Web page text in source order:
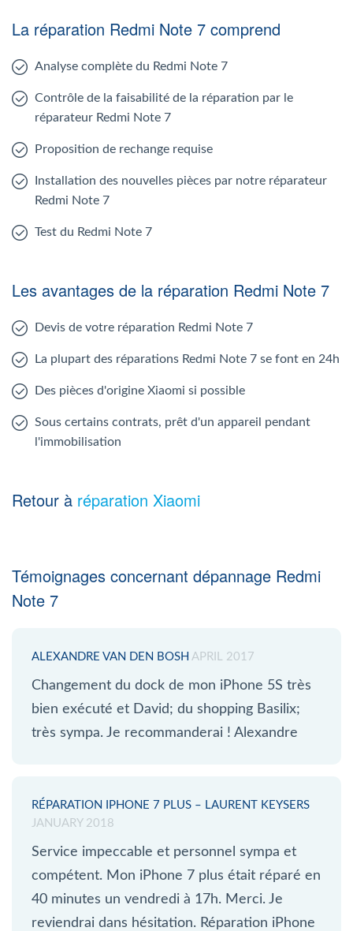
La réparation Redmi Note 7 comprend
Analyse complète du Redmi Note 7
Contrôle de la faisabilité de la réparation par le
réparateur Redmi Note 7
Proposition de rechange requise
Installation des nouvelles pièces par notre réparateur
Redmi Note 7
Test du Redmi Note 7
Les avantages de la réparation Redmi Note 7
Devis de votre réparation Redmi Note 7
La plupart des réparations Redmi Note 7 se font en 24h
Des pièces d'origine Xiaomi si possible
Sous certains contrats, prêt d'un appareil pendant
l'immobilisation
Retour à réparation Xiaomi
Témoignages concernant dépannage Redmi
Note 7
ALEXANDRE VAN DEN BOSH APRIL 2017
Changement du dock de mon iPhone 5S très
bien exécuté et David; du shopping Basilix;
très sympa. Je recommanderai ! Alexandre
RÉPARATION IPHONE 7 PLUS – LAURENT KEYSERS
JANUARY 2018
Service impeccable et personnel sympa et
compétent. Mon iPhone 7 plus était réparé en
40 minutes un vendredi à 17h. Merci. Je
reviendrai dans hésitation. Réparation iPhone